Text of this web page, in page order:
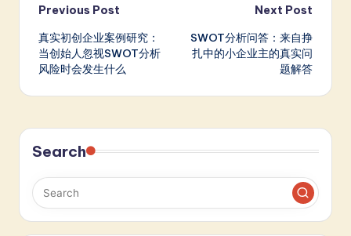
Post
navigation
Previous Post
真实初创企业案例研究：
当创始人忽视SWOT分析
风险时会发生什么
Next Post
SWOT分析问答：来自挣
扎中的小企业主的真实问
题解答
Search